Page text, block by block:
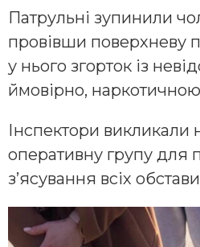
Патрульні зупинили
провівши поверхневу
у нього згорток із
ймовірно,
Інспектори викликали
оперативну групу для
з’ясування всіх